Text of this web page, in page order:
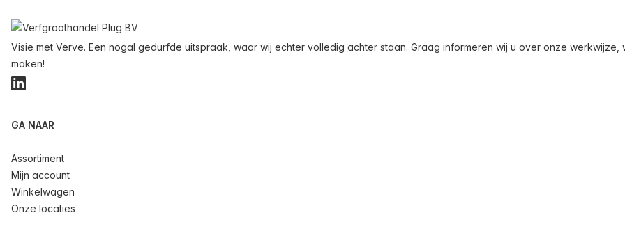
Visie met Verve. Een nogal gedurfde uitspraak, waar wij echter volledig achter staan. Graag informeren wij u over onze
maken!
LinkedIn
GA NAAR
Assortiment
Mijn account
Winkelwagen
Onze locaties